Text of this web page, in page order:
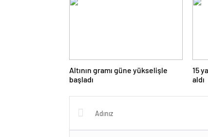
Altının gramı güne yükselişle
başladı
15
aldı